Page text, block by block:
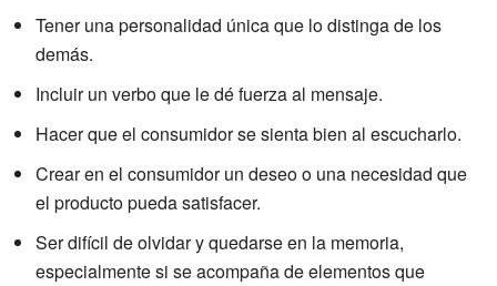
Tener una personalidad única que lo distinga de los
demás.
Incluir un verbo que le dé fuerza al mensaje.
Hacer que el consumidor se sienta bien al escucharlo.
Crear en el consumidor un deseo o una necesidad que
el producto pueda satisfacer.
Ser difícil de olvidar y quedarse en la memoria,
especialmente si se acompaña de elementos que